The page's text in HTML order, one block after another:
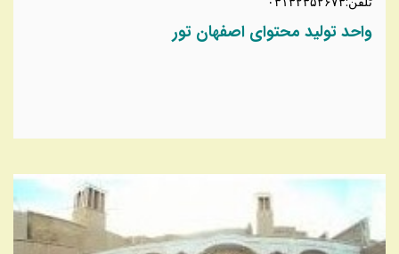
واحد تولید محتوای اصفهان تور